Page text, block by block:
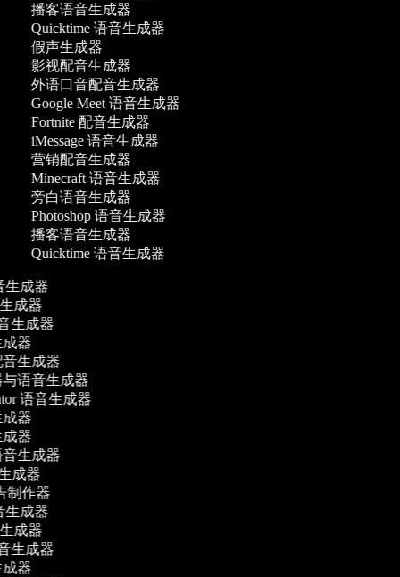
播客语音生成器
Quicktime 语音生成器
假声生成器
影视配音生成器
外语口音配音生成器
Google Meet 语音生成器
Fortnite 配音生成器
iMessage 语音生成器
营销配音生成器
Minecraft 语音生成器
旁白语音生成器
Photoshop 语音生成器
播客语音生成器
Quicktime 语音生成器
成器
成器
生成器
器
生成器
语音生成器
语音生成器
器
器
生成器
成器
制作器
成器
成器
生成器
器